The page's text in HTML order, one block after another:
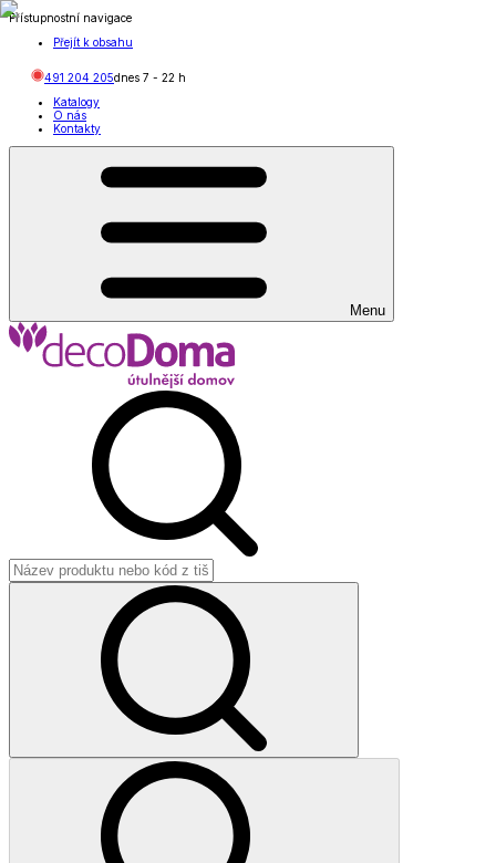
Přístupnostní navigace
Přejít k obsahu
491 204 205dnes 7 - 22 h
Katalogy
O nás
Kontakty
Menu